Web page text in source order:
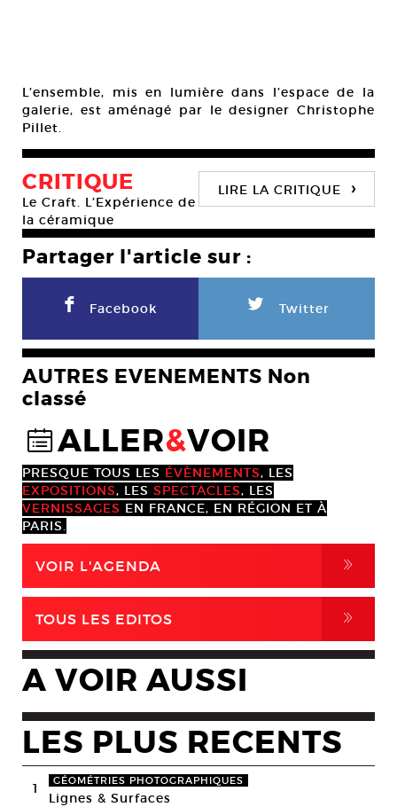
L’ensemble, mis en lumière dans l’espace de la
galerie, est aménagé par le designer Christophe
Pillet.
CRITIQUE
Le Craft. L’Expérience de
la céramique
LIRE LA CRITIQUE ›
Partager l'article sur :
F Facebook L Twitter
AUTRES EVENEMENTS Non
classé
@ALLER&VOIR
PRESQUE TOUS LES ÉVÈNEMENTS, LES
EXPOSITIONS, LES SPECTACLES, LES
VERNISSAGES EN FRANCE, EN RÉGION ET À
PARIS.
VOIR L'AGENDA ,
TOUS LES EDITOS ,
A VOIR AUSSI
LES PLUS RECENTS
1 GÉOMÉTRIES PHOTOGRAPHIQUES
Lignes & Surfaces